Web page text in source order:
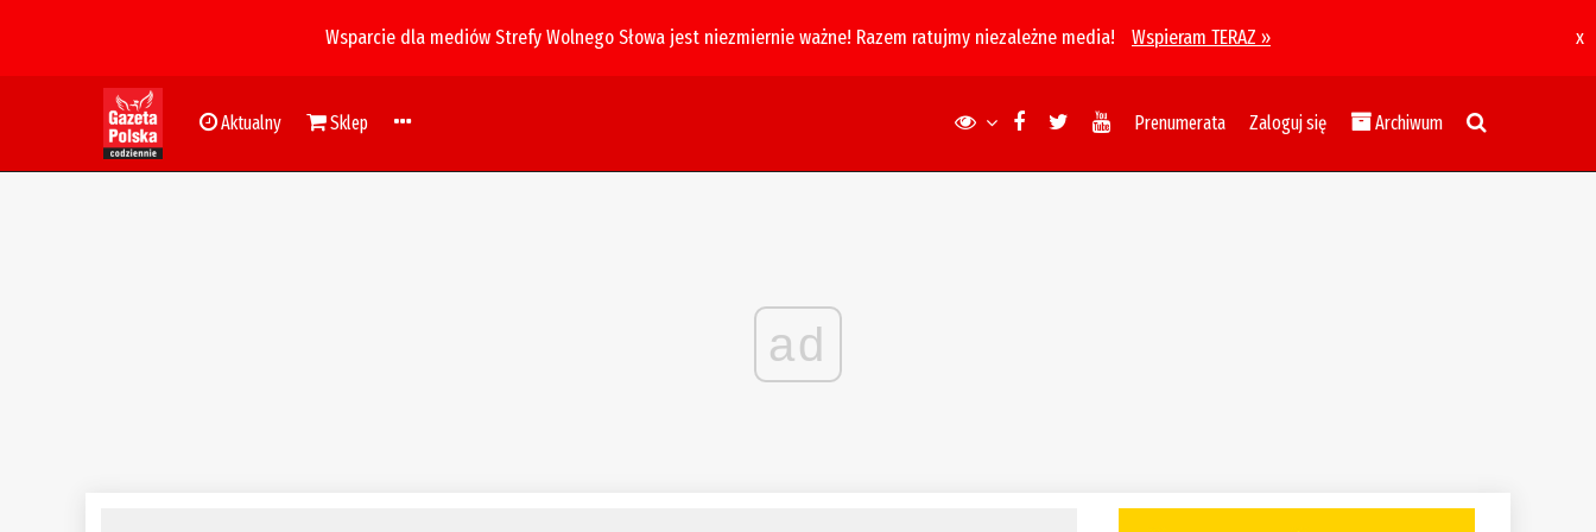
Wsparcie dla mediów Strefy Wolnego Słowa jest niezmiernie ważne! Razem ratujmy niezależne media! Wspieram TERAZ » x
Aktualny Sklep Prenumerata Zaloguj się Archiwum
ad